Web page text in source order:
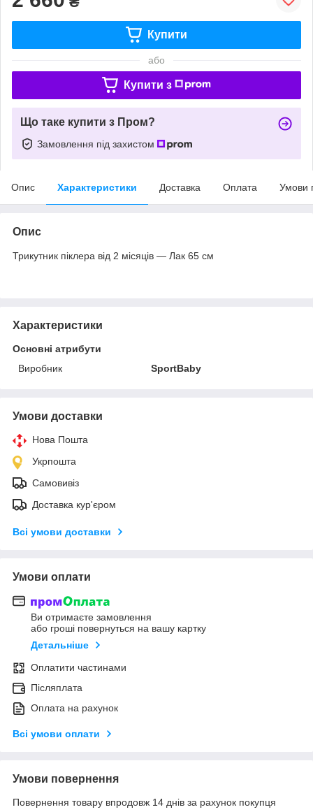
Купити
або
Купити з
Що таке купити з Пром?
Замовлення під захистом
Опис Характеристики Доставка Оплата Умови
Опис
Трикутник піклера від 2 місяців — Лак 65 см
Характеристики
Основні атрибути
Виробник
SportBaby
Умови доставки
Нова Пошта
Укрпошта
Самовивіз
Доставка кур'єром
Всі умови доставки
Умови оплати
Ви отримаєте замовлення
або гроші повернуться на вашу картку
Детальніше
Оплатити частинами
Післяплата
Оплата на рахунок
Всі умови оплати
Умови повернення
Повернення товару впродовж 14 днів за рахунок покупця